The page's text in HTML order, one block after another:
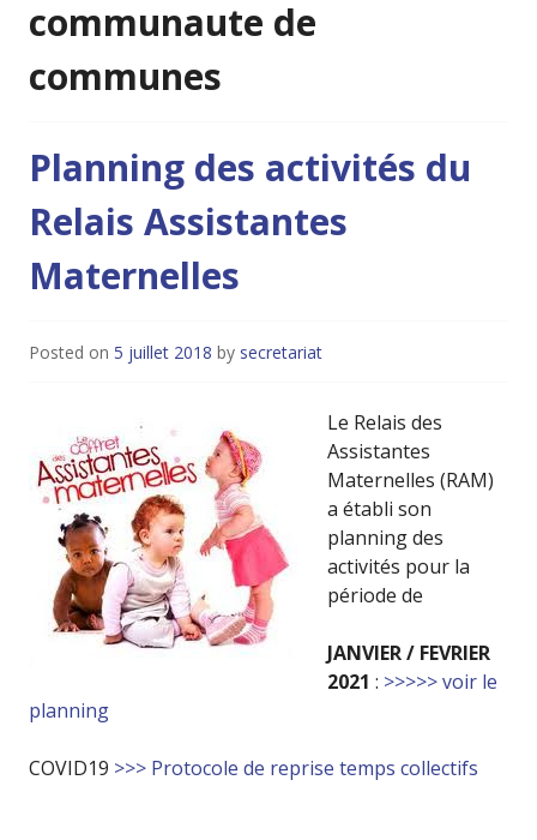
communaute de
communes
Planning des activités du
Relais Assistantes
Maternelles
Posted on 5 juillet 2018 by secretariat
Le Relais des
Assistantes
Maternelles (RAM)
a établi son
planning des
activités pour la
période de
JANVIER / FEVRIER
2021 : >>>>> voir le
planning
COVID19 >>> Protocole de reprise temps collectifs